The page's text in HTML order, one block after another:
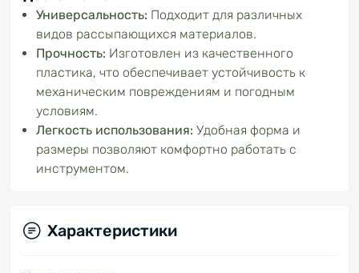
Универсальность: Подходит для различных
видов рассыпающихся материалов.
Прочность: Изготовлен из качественного
пластика, что обеспечивает устойчивость к
механическим повреждениям и погодным
условиям.
Легкость использования: Удобная форма и
размеры позволяют комфортно работать с
инструментом.
Характеристики